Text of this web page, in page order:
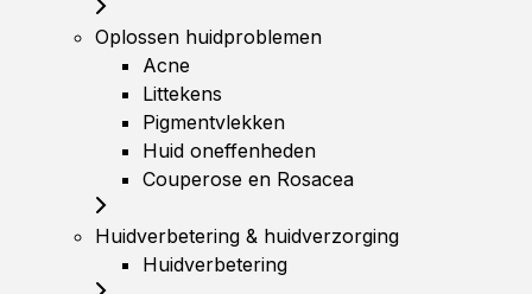
Oplossen huidproblemen
Acne
Littekens
Pigmentvlekken
Huid oneffenheden
Couperose en Rosacea
Huidverbetering & huidverzorging
Huidverbetering